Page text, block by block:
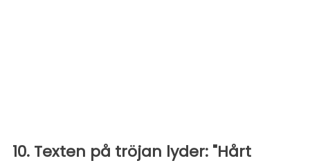
10. Texten på tröjan lyder: "Hårt